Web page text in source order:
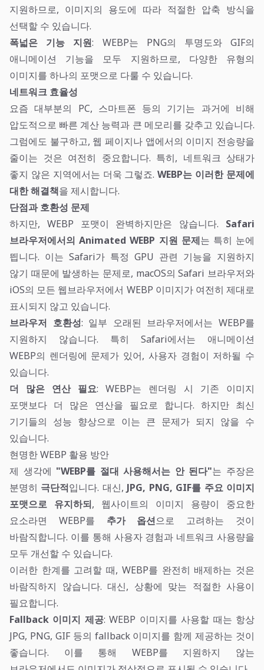
지원하므로, 이미지의 용도에 따라 적절한 압축 방식을
선택할 수 있습니다.
폭넓은 기능 지원: WEBP는 PNG의 투명도와 GIF의
애니메이션 기능을 모두 지원하므로, 다양한 유형의
이미지를 하나의 포맷으로 다룰 수 있습니다.
네트워크 효율성
요즘 대부분의 PC, 스마트폰 등의 기기는 과거에 비해
압도적으로 빠른 계산 능력과 큰 메모리를 갖추고 있습니다.
그럼에도 불구하고, 웹 페이지나 앱에서의 이미지 전송량을
줄이는 것은 여전히 중요합니다. 특히, 네트워크 상태가
좋지 않은 지역에서는 더욱 그렇죠.WEBP는 이러한 문제에
대한 해결책을 제시합니다.
단점과 호환성 문제
하지만, WEBP 포맷이 완벽하지만은 않습니다. Safari
브라우저에서의 Animated WEBP 지원 문제는 특히 눈에
띕니다. 이는 Safari가 특정 GPU 관련 기능을 지원하지
않기 때문에 발생하는 문제로, macOS의 Safari 브라우저와
iOS의 모든 웹브라우저에서 WEBP 이미지가 여전히 제대로
표시되지 않고 있습니다.
브라우저 호환성: 일부 오래된 브라우저에서는 WEBP를
지원하지 않습니다. 특히 Safari에서는 애니메이션
WEBP의 렌더링에 문제가 있어, 사용자 경험이 저하될 수
있습니다.
더 많은 연산 필요: WEBP는 렌더링 시 기존 이미지
포맷보다 더 많은 연산을 필요로 합니다. 하지만 최신
기기들의 성능 향상으로 이는 큰 문제가 되지 않을 수
있습니다.
현명한 WEBP 활용 방안
제 생각에 "WEBP를 절대 사용해서는 안 된다"는 주장은
분명히 극단적입니다. 대신, JPG, PNG, GIF를 주요 이미지
포맷으로 유지하되, 웹사이트의 이미지 용량이 중요한
요소라면 WEBP를 추가 옵션으로 고려하는 것이
바람직합니다. 이를 통해 사용자 경험과 네트워크 사용량을
모두 개선할 수 있습니다.
이러한 한계를 고려할 때, WEBP를 완전히 배제하는 것은
바람직하지 않습니다. 대신, 상황에 맞는 적절한 사용이
필요합니다.
Fallback 이미지 제공: WEBP 이미지를 사용할 때는 항상
JPG, PNG, GIF 등의 fallback 이미지를 함께 제공하는 것이
좋습니다. 이를 통해 WEBP를 지원하지 않는